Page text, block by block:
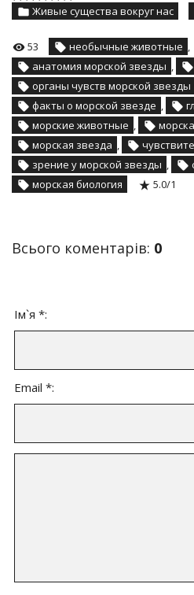
Живые существа вокруг нас
53 необычные животные ,
анатомия морской звезды ,
органы чувств морской звезды
факты о морской звезде ,
морские животные ,
морская звезда ,
зрение у морской звезды ,
морская биология
5.0/1
Всього коментарів: 0
Ім`я *:
Email *: